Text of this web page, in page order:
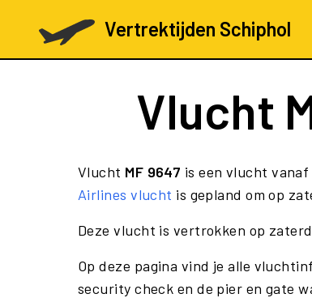
Vertrektijden Schiphol
Vlucht
Vlucht MF 9647 is een vlucht
Airlines vlucht is gepland om op
Deze vlucht is vertrokken op
Op deze pagina vind je alle
security check en de pier en gate